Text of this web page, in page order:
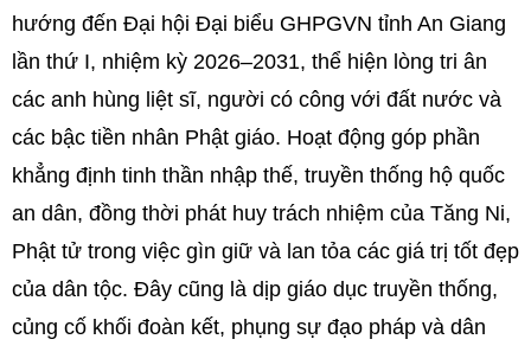
hướng đến Đại hội Đại biểu GHPGVN tỉnh An Giang
lần thứ I, nhiệm kỳ 2026–2031, thể hiện lòng tri ân
các anh hùng liệt sĩ, người có công với đất nước và
các bậc tiền nhân Phật giáo. Hoạt động góp phần
khẳng định tinh thần nhập thế, truyền thống hộ quốc
an dân, đồng thời phát huy trách nhiệm của Tăng Ni,
Phật tử trong việc gìn giữ và lan tỏa các giá trị tốt đẹp
của dân tộc. Đây cũng là dịp giáo dục truyền thống,
củng cố khối đoàn kết, phụng sự đạo pháp và dân